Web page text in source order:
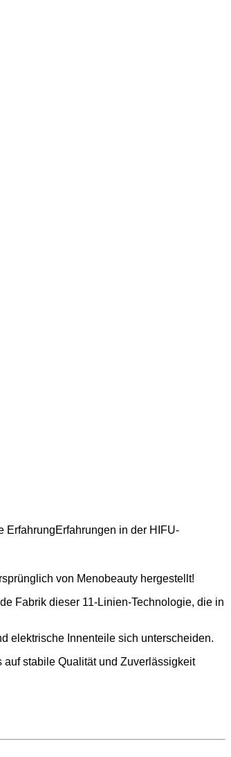
ErfahrungErfahrungen in der HIFU-
von Menobeauty hergestellt!
Fabrik dieser 11-Linien-Technologie, die in
elektrische Innenteile sich unterscheiden.
stabile Qualität und Zuverlässigkeit